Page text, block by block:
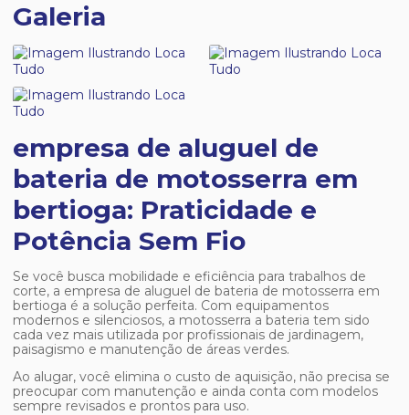
Galeria
empresa de aluguel de
bateria de motosserra em
bertioga: Praticidade e
Potência Sem Fio
Se você busca mobilidade e eficiência para trabalhos de
corte, a empresa de aluguel de bateria de motosserra em
bertioga é a solução perfeita. Com equipamentos
modernos e silenciosos, a motosserra a bateria tem sido
cada vez mais utilizada por profissionais de jardinagem,
paisagismo e manutenção de áreas verdes.
Ao alugar, você elimina o custo de aquisição, não precisa se
preocupar com manutenção e ainda conta com modelos
sempre revisados e prontos para uso.